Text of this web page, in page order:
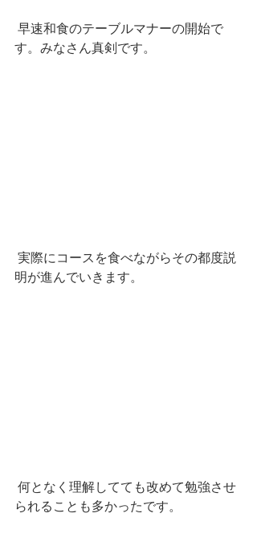
す。みなさん真剣です。
明が進んでいきます。
られることも多かったです。